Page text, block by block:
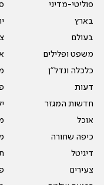
פוליטי-מדיני
בארץ
בעולם
משפט ופלילים
כלכלה ונדל"ן
דעות
חדשות המגזר
אוכל
כיפה שחורה
דיגיטל
צעירים